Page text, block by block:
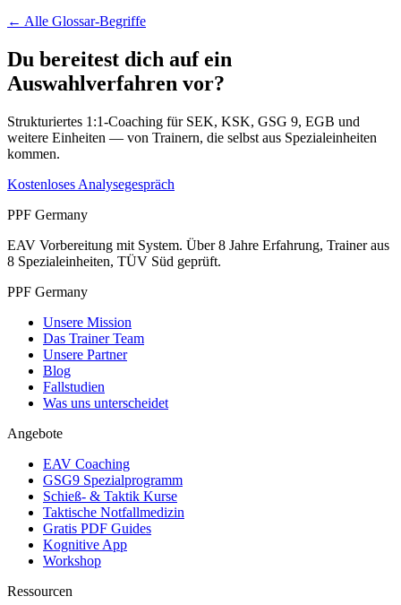
← Alle Glossar-Begriffe
Du bereitest dich auf ein
Auswahlverfahren vor?
Strukturiertes 1:1-Coaching für SEK, KSK, GSG 9, EGB und
weitere Einheiten — von Trainern, die selbst aus Spezialeinheiten
kommen.
Kostenloses Analysegespräch
PPF Germany
EAV Vorbereitung mit System. Über 8 Jahre Erfahrung, Trainer aus
8 Spezialeinheiten, TÜV Süd geprüft.
PPF Germany
Unsere Mission
Das Trainer Team
Unsere Partner
Blog
Fallstudien
Was uns unterscheidet
Angebote
EAV Coaching
GSG9 Spezialprogramm
Schieß- & Taktik Kurse
Taktische Notfallmedizin
Gratis PDF Guides
Kognitive App
Workshop
Ressourcen